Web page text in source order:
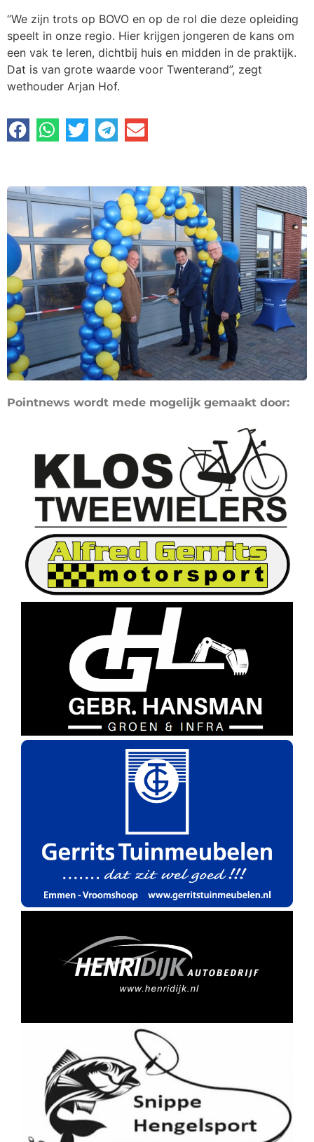
“We zijn trots op BOVO en op de rol die deze opleiding
speelt in onze regio. Hier krijgen jongeren de kans om
een vak te leren, dichtbij huis en midden in de praktijk.
Dat is van grote waarde voor Twenterand”, zegt
wethouder Arjan Hof.
Pointnews wordt mede mogelijk gemaakt door: